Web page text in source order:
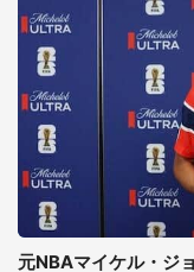
元NBAマイケル・ジ